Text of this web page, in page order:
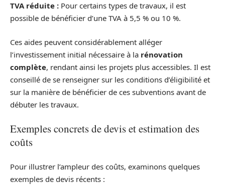
TVA réduite : Pour certains types de travaux, il est
possible de bénéficier d’une TVA à 5,5 % ou 10 %.
Ces aides peuvent considérablement alléger
l’investissement initial nécessaire à la rénovation
complète, rendant ainsi les projets plus accessibles. Il est
conseillé de se renseigner sur les conditions d’éligibilité et
sur la manière de bénéficier de ces subventions avant de
débuter les travaux.
Exemples concrets de devis et estimation des
coûts
Pour illustrer l’ampleur des coûts, examinons quelques
exemples de devis récents :